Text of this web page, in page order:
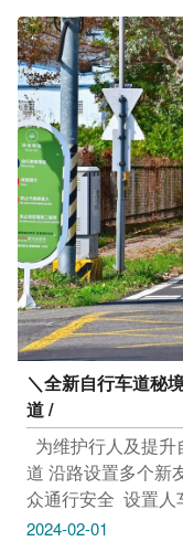
보내세요 台中驿铁
道一段1段1号 台中
忠贞路21号 雾峰林
生路26号 只要
在大玩台中FB、IG
#taichungtravels
#taichung
风景 #台中 #大玩
雾峰景点 #清水景
台中市港区艺术中
＼全新自行车道秘
道 /
为维护行人及提
道 沿路设置多个新
众通行安全 ​ 设置
优化桥梁改善 自行
2024-02-01